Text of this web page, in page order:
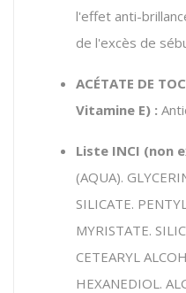
l'effet anti-
de l'excès de
ACÉTATE DE
Vitamine E) :
Liste INCI (non
(AQUA).
SILICATE.
MYRISTATE.
CETEARYL
HEXANEDIOL.